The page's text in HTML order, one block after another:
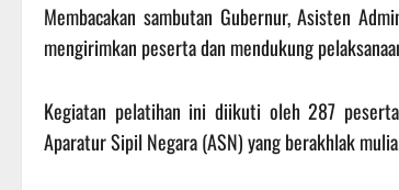
Membacakan sambutan Gubernur, Asisten
mengirimkan peserta dan mendukung
Kegiatan pelatihan ini diikuti oleh 287
Aparatur Sipil Negara (ASN) yang berakhlak